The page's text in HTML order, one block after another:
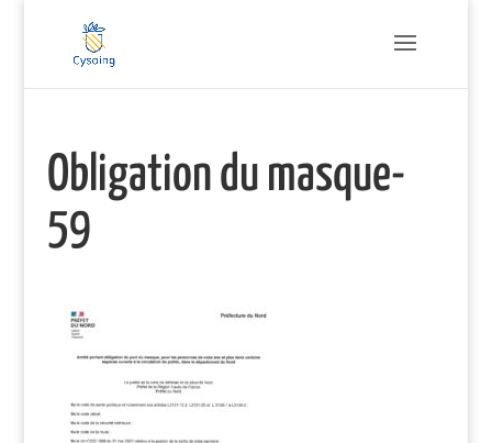
Obligation du masque-
59